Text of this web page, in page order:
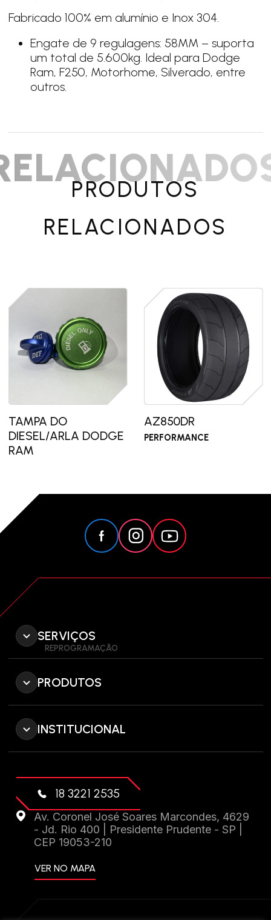
Fabricado 100% em alumínio e Inox 304.
Engate de 9 regulagens: 58MM – suporta
um total de 5.600kg. Ideal para Dodge
Ram, F250, Motorhome, Silverado, entre
outros.
PRODUTOS
RELACIONADOS
TAMPA DO
DIESEL/ARLA DODGE
RAM
AZ850DR
PERFORMANCE
SERVIÇOS
REPROGRAMAÇÃO
PRODUTOS
INSTITUCIONAL
18 3221 2535
Av. Coronel José Soares Marcondes, 4629
- Jd. Rio 400 | Presidente Prudente - SP |
CEP 19053-210
VER NO MAPA